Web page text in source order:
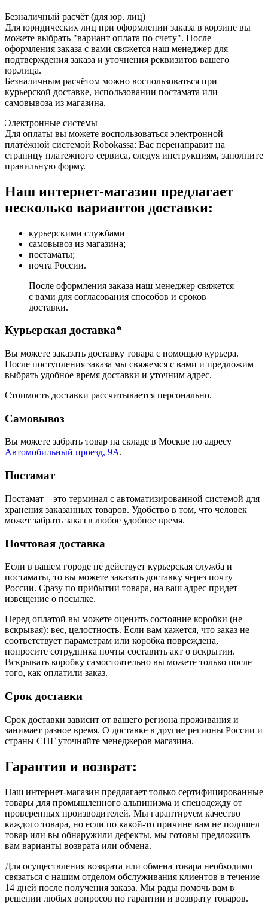
Безналичный расчёт (для юр. лиц)
Для юридических лиц при оформлении заказа в корзине вы
можете выбрать "вариант оплата по счету". После
оформления заказа с вами свяжется наш менеджер для
подтверждения заказа и уточнения реквизитов вашего
юр.лица.
Безналичным расчётом можно воспользоваться при
курьерской доставке, использовании постамата или
самовывоза из магазина.
Электронные системы
Для оплаты вы можете воспользоваться электронной
платёжной системой Robokassa: Вас перенаправит на
страницу платежного сервиса, следуя инструкциям, заполните
правильную форму.
Наш интернет-магазин предлагает
несколько вариантов доставки:
курьерскими службами
самовывоз из магазина;
постаматы;
почта России.
После оформления заказа наш менеджер свяжется
с вами для согласования способов и сроков
доставки.
Курьерская доставка*
Вы можете заказать доставку товара с помощью курьера.
После поступления заказа мы свяжемся с вами и предложим
выбрать удобное время доставки и уточним адрес.
Стоимость доставки рассчитывается персонально.
Самовывоз
Вы можете забрать товар на складе в Москве по адресу
Автомобильный проезд, 9А.
Постамат
Постамат – это терминал с автоматизированной системой для
хранения заказанных товаров. Удобство в том, что человек
может забрать заказ в любое удобное время.
Почтовая доставка
Если в вашем городе не действует курьерская служба и
постаматы, то вы можете заказать доставку через почту
России. Сразу по прибытии товара, на ваш адрес придет
извещение о посылке.
Перед оплатой вы можете оценить состояние коробки (не
вскрывая): вес, целостность. Если вам кажется, что заказ не
соответствует параметрам или коробка повреждена,
попросите сотрудника почты составить акт о вскрытии.
Вскрывать коробку самостоятельно вы можете только после
того, как оплатили заказ.
Срок доставки
Срок доставки зависит от вашего региона проживания и
занимает разное время. О доставке в другие регионы России и
страны СНГ уточняйте менеджеров магазина.
Гарантия и возврат:
Наш интернет-магазин предлагает только сертифицированные
товары для промышленного альпинизма и спецодежду от
проверенных производителей. Мы гарантируем качество
каждого товара, но если по какой-то причине вам не подошел
товар или вы обнаружили дефекты, мы готовы предложить
вам варианты возврата или обмена.
Для осуществления возврата или обмена товара необходимо
связаться с нашим отделом обслуживания клиентов в течение
14 дней после получения заказа. Мы рады помочь вам в
решении любых вопросов по гарантии и возврату товаров.